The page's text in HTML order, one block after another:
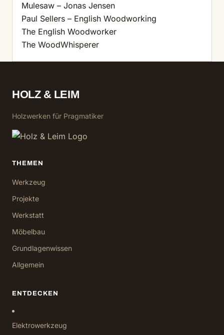
Mulesaw – Jonas Jensen
Paul Sellers – English Woodworking
The English Woodworker
The WoodWhisperer
HOLZ & LEIM
Holzwerken für Pragmatiker
THEMEN
Werkzeug
Projekte
Werkstatt
Möbelbau
Grundlagenwissen
Allgemein
ENTDECKEN
Elektrowerkzeug